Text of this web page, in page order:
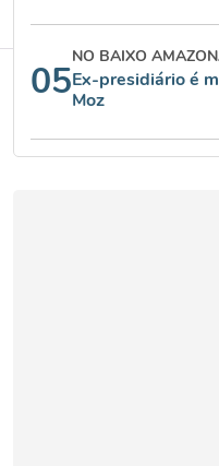
05
NO BAIXO
Ex-presidiário é
Moz